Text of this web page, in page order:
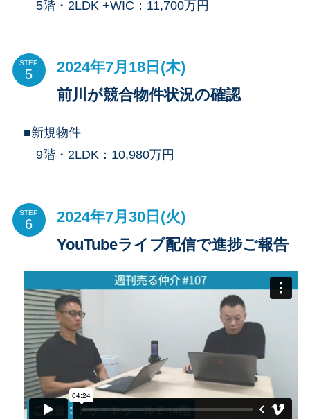
5階・2LDK +WIC：11,700万円
STEP
2024年7月18日(木)
前川が競合物件状況の確認
■新規物件
9階・2LDK：10,980万円
STEP
2024年7月30日(火)
YouTubeライブ配信で進捗ご報告